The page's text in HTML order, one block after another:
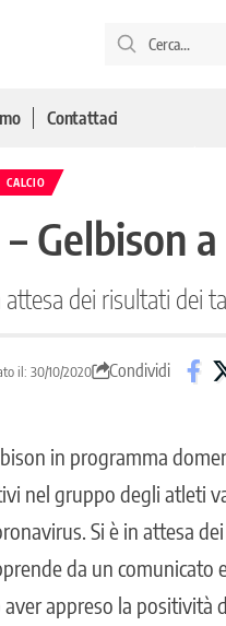
Contattaci
CALCIO
Gelbison
dei risultati dei
il: 30/10/2020 Condividi
in programma
nel gruppo degli atleti
Si è in attesa
da un comunicato
appreso la positività